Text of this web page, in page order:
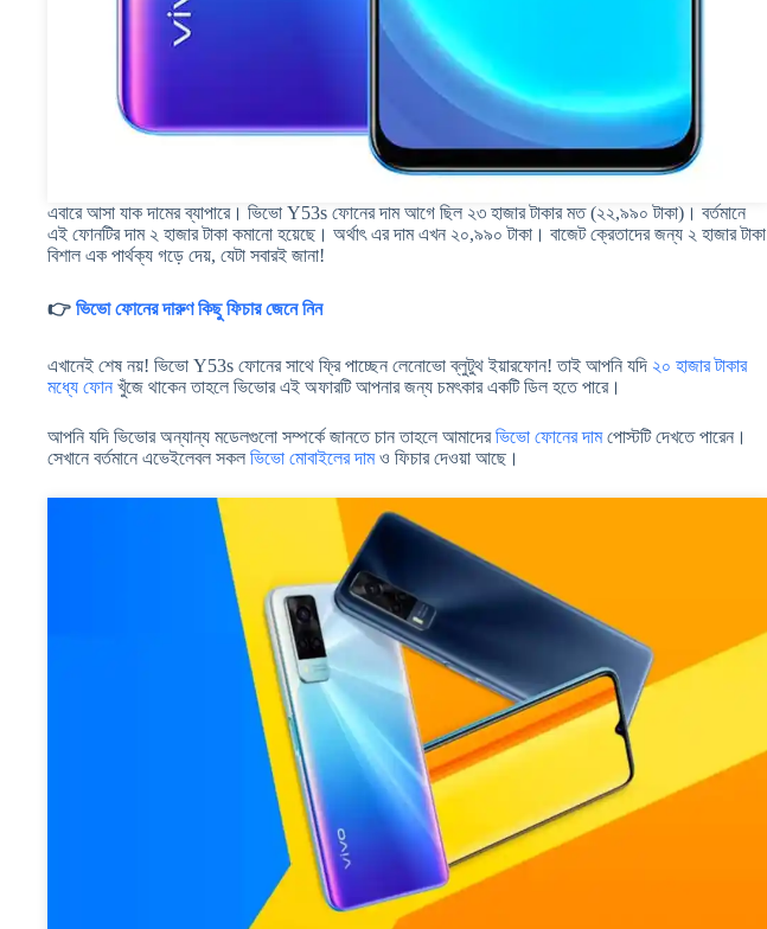
এবারে আসা যাক দামের ব্যাপারে। ভিভো Y53s ফোনের দাম আগে ছিল ২৩ হাজার টাকার মত (২২,৯৯০ টাকা)। বর্তমানে
এই ফোনটির দাম ২ হাজার টাকা কমানো হয়েছে। অর্থাৎ এর দাম এখন ২০,৯৯০ টাকা। বাজেট ক্রেতাদের জন্য ২ হাজার টাকা
বিশাল এক পার্থক্য গড়ে দেয়, যেটা সবারই জানা!
👉 ভিভো ফোনের দারুণ কিছু ফিচার জেনে নিন
এখানেই শেষ নয়! ভিভো Y53s ফোনের সাথে ফ্রি পাচ্ছেন লেনোভো ব্লুটুথ ইয়ারফোন! তাই আপনি যদি ২০ হাজার টাকার
মধ্যে ফোন খুঁজে থাকেন তাহলে ভিভোর এই অফারটি আপনার জন্য চমৎকার একটি ডিল হতে পারে।
আপনি যদি ভিভোর অন্যান্য মডেলগুলো সম্পর্কে জানতে চান তাহলে আমাদেরভিভো ফোনের দামপোস্টটি দেখতে পারেন।
সেখানে বর্তমানে এভেইলেবল সকল ভিভো মোবাইলের দামও ফিচার দেওয়া আছে।